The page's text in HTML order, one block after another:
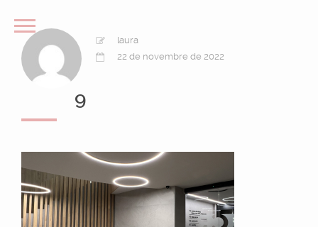
laura
22 de novembre de 2022
9